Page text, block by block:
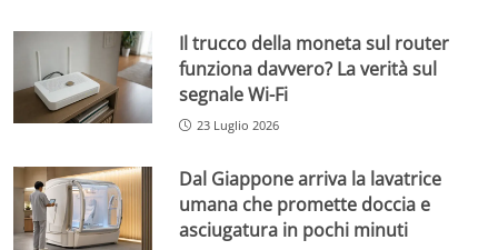
Il trucco della moneta sul router
funziona davvero? La verità sul
segnale Wi-Fi
23 Luglio 2026
Dal Giappone arriva la lavatrice
umana che promette doccia e
asciugatura in pochi minuti